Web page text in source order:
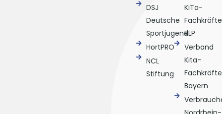
DSJ
Deutsche
Sportjugend
HortPRO
NCL
Stiftung
KiTa-
Fachkräfte
RLP
Verband
Kita-
Fachkräfte
Bayern